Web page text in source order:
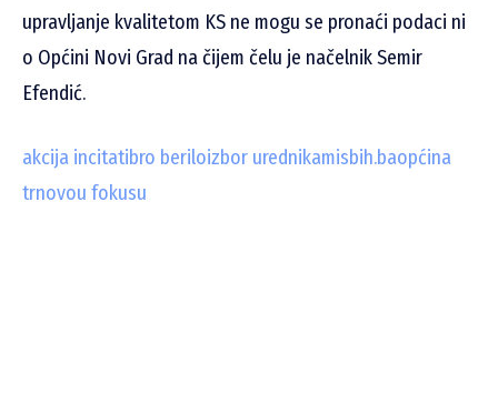
upravljanje kvalitetom KS ne mogu se pronaći podaci ni
o Općini Novi Grad na čijem čelu je načelnik Semir
Efendić.
akcija incitatibro beriloizbor urednikamisbih.baopćina
trnovou fokusu